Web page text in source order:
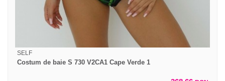
SELF
Costum de baie S 730 V2CA1 Cape Verde 1